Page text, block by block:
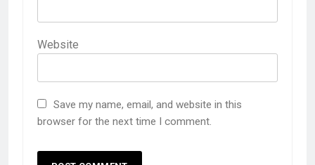
Website
Save my name, email, and website in this
browser for the next time I comment.